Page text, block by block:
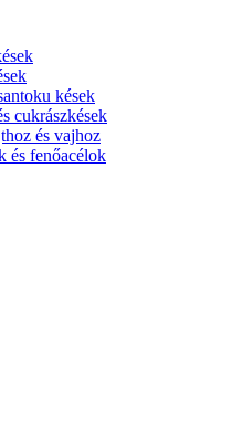
kések
cukrászkések
és vajhoz
és fenőacélok